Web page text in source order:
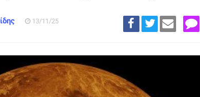
13/11/25